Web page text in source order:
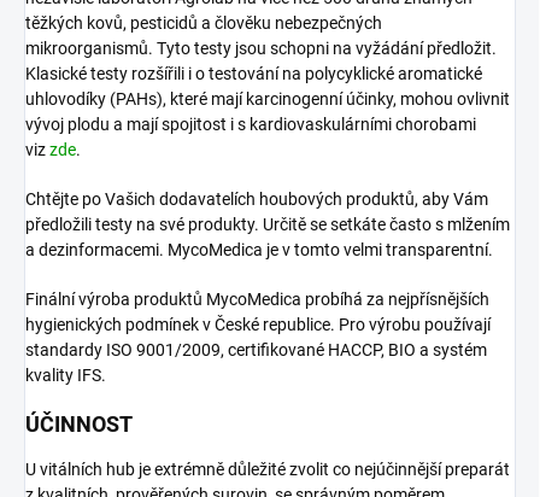
těžkých kovů, pesticidů a člověku nebezpečných
mikroorganismů. Tyto testy jsou schopni na vyžádání předložit.
Klasické testy rozšířili i o testování na polycyklické aromatické
uhlovodíky (PAHs), které mají karcinogenní účinky, mohou ovlivnit
vývoj plodu a mají spojitost i s kardiovaskulárními chorobami
vizzde.
Chtějte po Vašich dodavatelích houbových produktů, aby Vám
předložili testy na své produkty. Určitě se setkáte často s mlžením
a dezinformacemi. MycoMedica je v tomto velmi transparentní.
Finální výroba produktů MycoMedica probíhá za nejpřísnějších
hygienických podmínek v České republice. Pro výrobu používají
standardy ISO 9001/2009, certifikované HACCP, BIO a systém
kvality IFS.
ÚČINNOST
U vitálních hub je extrémně důležité zvolit co nejúčinnější preparát